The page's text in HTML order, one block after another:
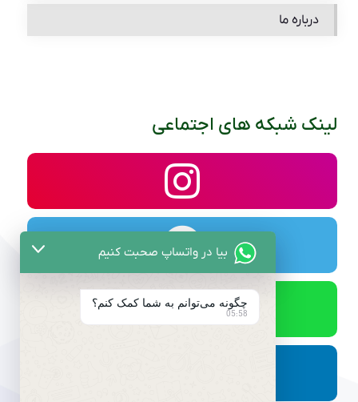
درباره ما
لینک شبکه های اجتماعی
بیا در واتساپ صحبت کنیم
چگونه می‌توانم به شما کمک کنم؟
05:58